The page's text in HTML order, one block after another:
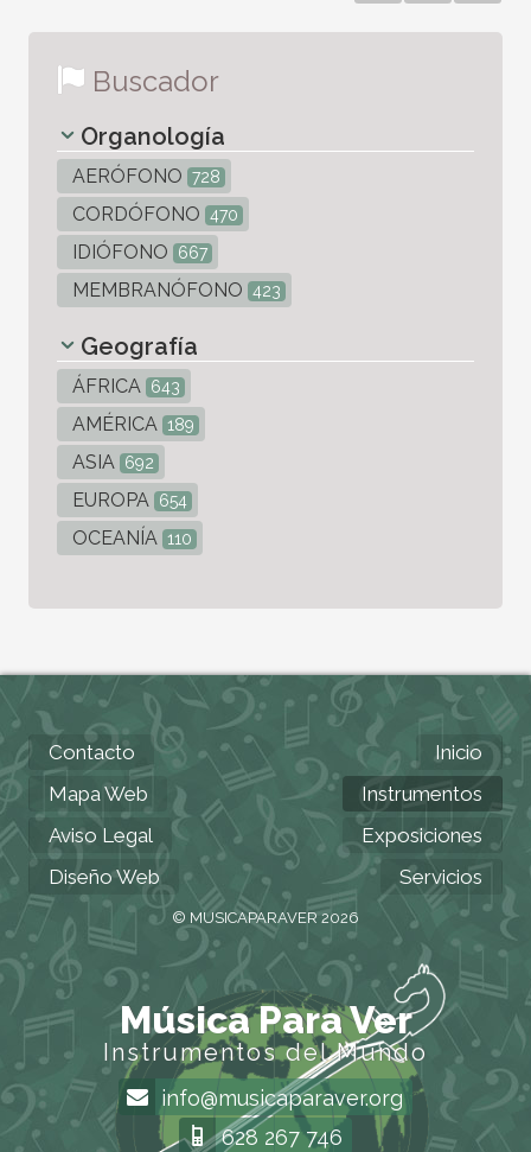
Buscador
Organología
AERÓFONO 728
CORDÓFONO 470
IDIÓFONO 667
MEMBRANÓFONO 423
Geografía
ÁFRICA 643
AMÉRICA 189
ASIA 692
EUROPA 654
OCEANÍA 110
Contacto
Mapa Web
Aviso Legal
Diseño Web
Inicio
Instrumentos
Exposiciones
Servicios
© MUSICAPARAVER 2026
Música Para Ver
Instrumentos del Mundo
info@musicaparaver.org
628 267 746